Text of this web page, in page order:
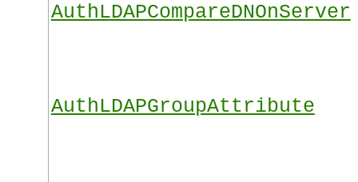
AuthLDAPCompareDNOnServer
AuthLDAPGroupAttribute